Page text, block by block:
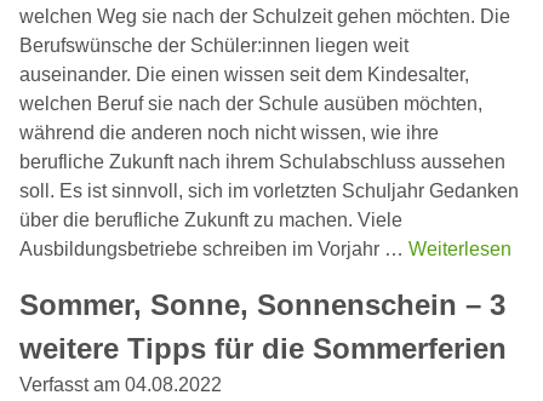
welchen Weg sie nach der Schulzeit gehen möchten. Die
Berufswünsche der Schüler:innen liegen weit
auseinander. Die einen wissen seit dem Kindesalter,
welchen Beruf sie nach der Schule ausüben möchten,
während die anderen noch nicht wissen, wie ihre
berufliche Zukunft nach ihrem Schulabschluss aussehen
soll. Es ist sinnvoll, sich im vorletzten Schuljahr Gedanken
über die berufliche Zukunft zu machen. Viele
Ausbildungsbetriebe schreiben im Vorjahr … Weiterlesen
Sommer, Sonne, Sonnenschein – 3
weitere Tipps für die Sommerferien
Verfasst am 04.08.2022